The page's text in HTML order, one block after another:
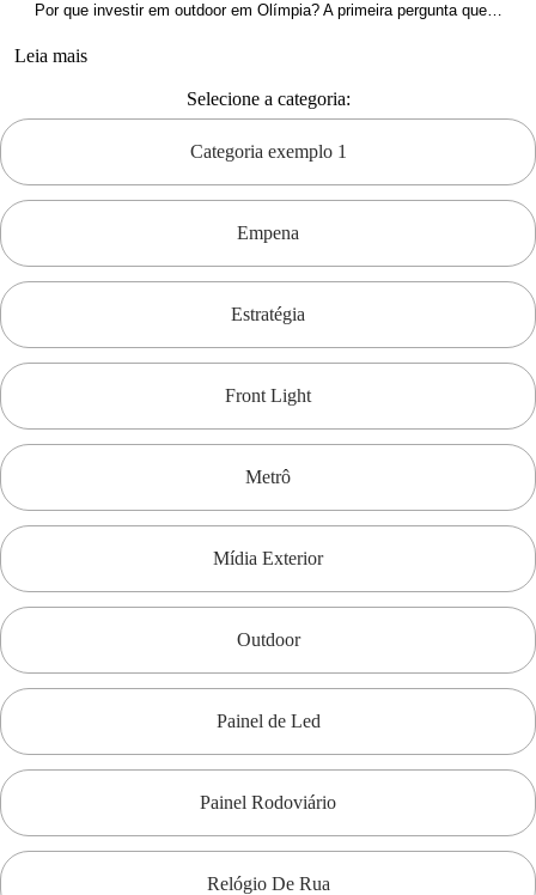
Por que investir em outdoor em Olímpia? A primeira pergunta que…
Leia mais
Selecione a categoria:
Categoria exemplo 1
Empena
Estratégia
Front Light
Metrô
Mídia Exterior
Outdoor
Painel de Led
Painel Rodoviário
Relógio De Rua